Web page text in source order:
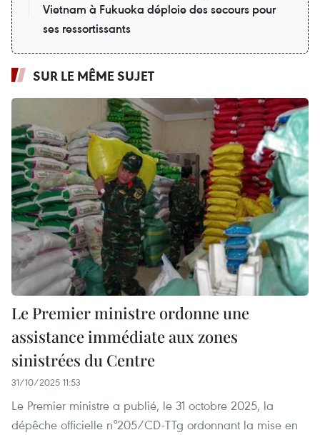
Vietnam à Fukuoka déploie des secours pour
ses ressortissants
SUR LE MÊME SUJET
Le Premier ministre ordonne une
assistance immédiate aux zones
sinistrées du Centre
31/10/2025 11:53
Le Premier ministre a publié, le 31 octobre 2025, la
dépêche officielle n°205/CD-TTg ordonnant la mise en